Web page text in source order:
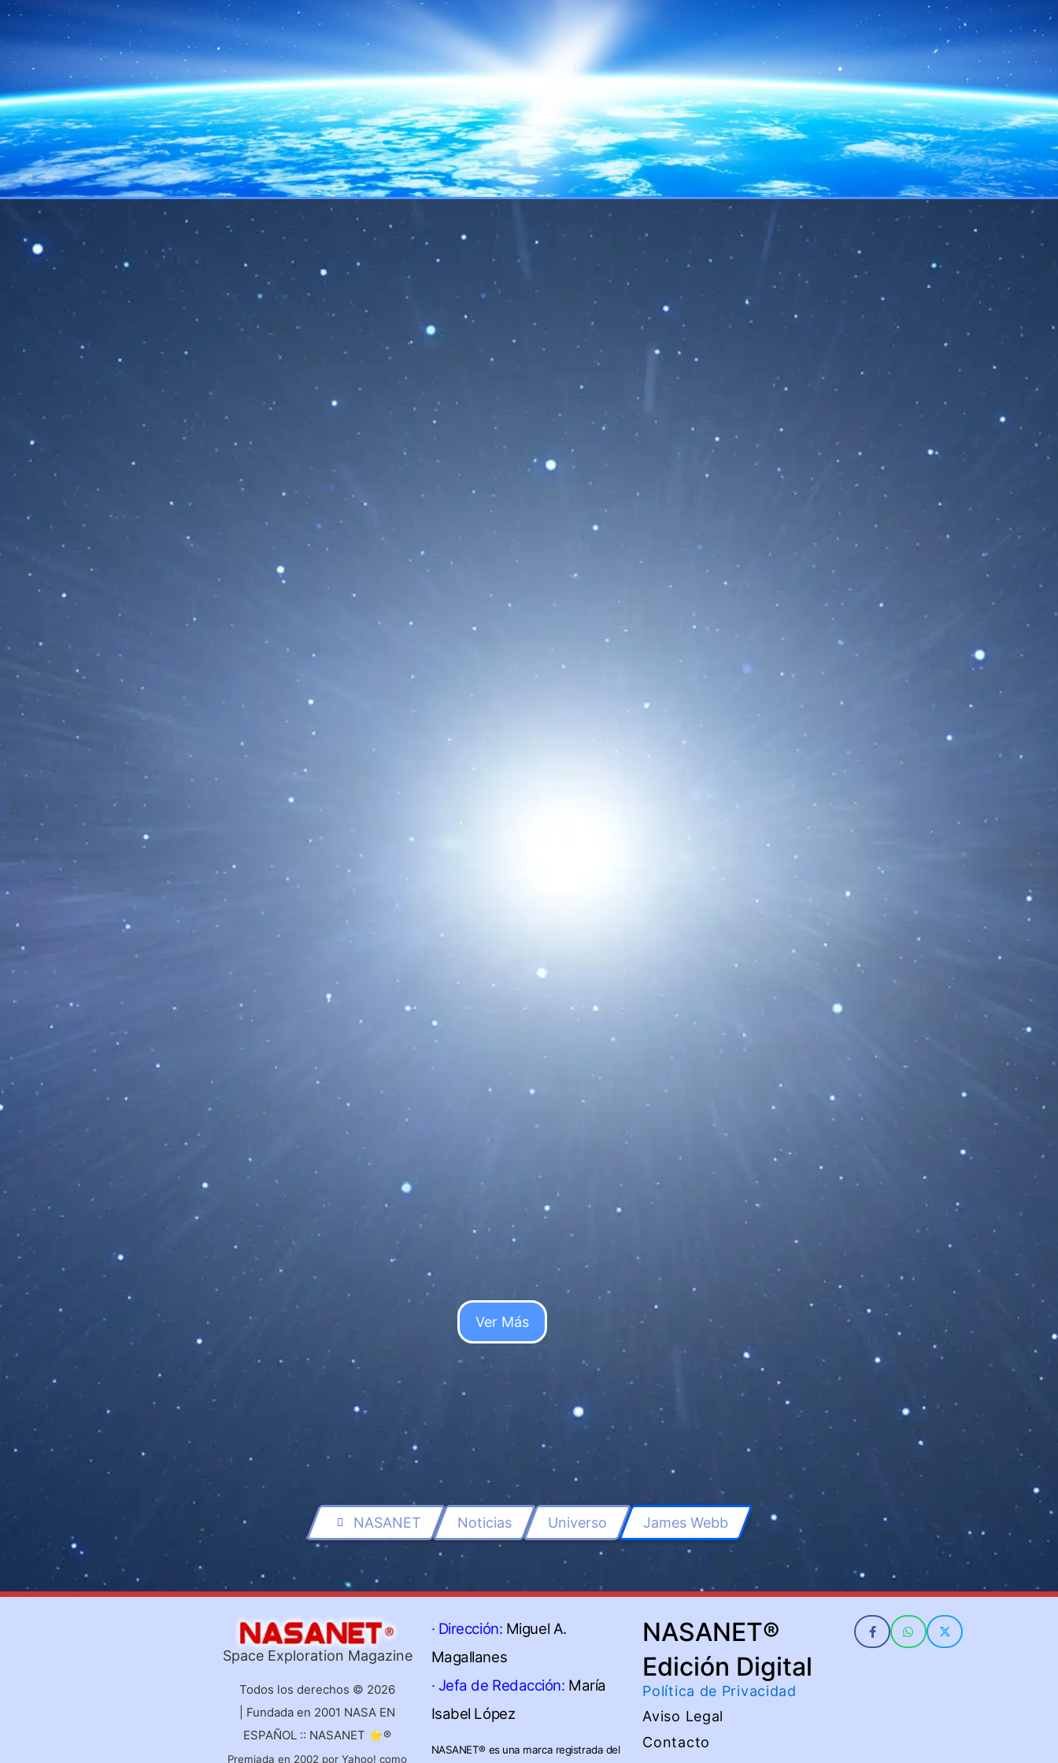
El Cometa Interestelar 3I/ATLAS Podría Ser Más
Antiguo Que el Sistema Solar
23/06/2026
El cometa interestelar 3I/ATLAS podría haberse formado hace
unos 7.000 millones de años, mucho antes...
Leer Más...
El Telescopio Webb Capta un Exoplaneta Que Está
Siendo "Abrasado" por su Estrella
El Telescopio Espacial James Webb de la NASA ha observado un
exoplaneta gigante sometido a temperaturas...
Webb Encuentra la Evidencia más Sólida Hasta Ahora
de las Enigmáticas “Estrellas de Agujero Negro”
El telescopio espacial James Webb ha identificado la evidencia
más convincente hasta la fecha de la existencia...
Leer Más...
Ver Más
NASANET Noticias Universo James Webb
Space Exploration Magazine
Todos los derechos © 2026
| Fundada en 2001 NASA EN
ESPAÑOL :: NASANET ⭐®
Premiada en 2002 por Yahoo! como
· Dirección: Miguel A.
Magallanes
· Jefa de Redacción: María
Isabel López
NASANET® es una marca registrada del
NASANET®
Edición Digital
Política de Privacidad
Aviso Legal
Contacto